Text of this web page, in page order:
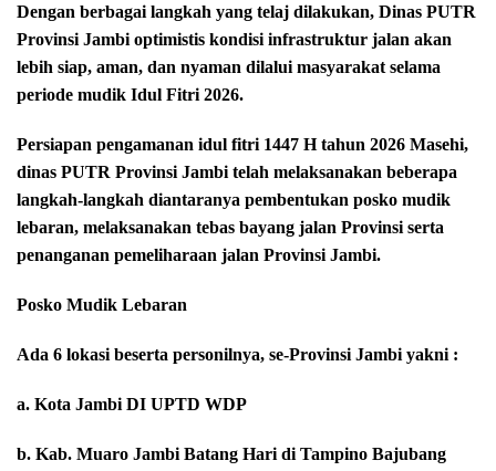
Dengan berbagai langkah yang telaj dilakukan, Dinas PUTR
Provinsi Jambi optimistis kondisi infrastruktur jalan akan
lebih siap, aman, dan nyaman dilalui masyarakat selama
periode mudik Idul Fitri 2026.
Persiapan pengamanan idul fitri 1447 H tahun 2026 Masehi,
dinas PUTR Provinsi Jambi telah melaksanakan beberapa
langkah-langkah diantaranya pembentukan posko mudik
lebaran, melaksanakan tebas bayang jalan Provinsi serta
penanganan pemeliharaan jalan Provinsi Jambi.
Posko Mudik Lebaran
Ada 6 lokasi beserta personilnya, se-Provinsi Jambi yakni :
a. Kota Jambi DI UPTD WDP
b. Kab. Muaro Jambi Batang Hari di Tampino Bajubang